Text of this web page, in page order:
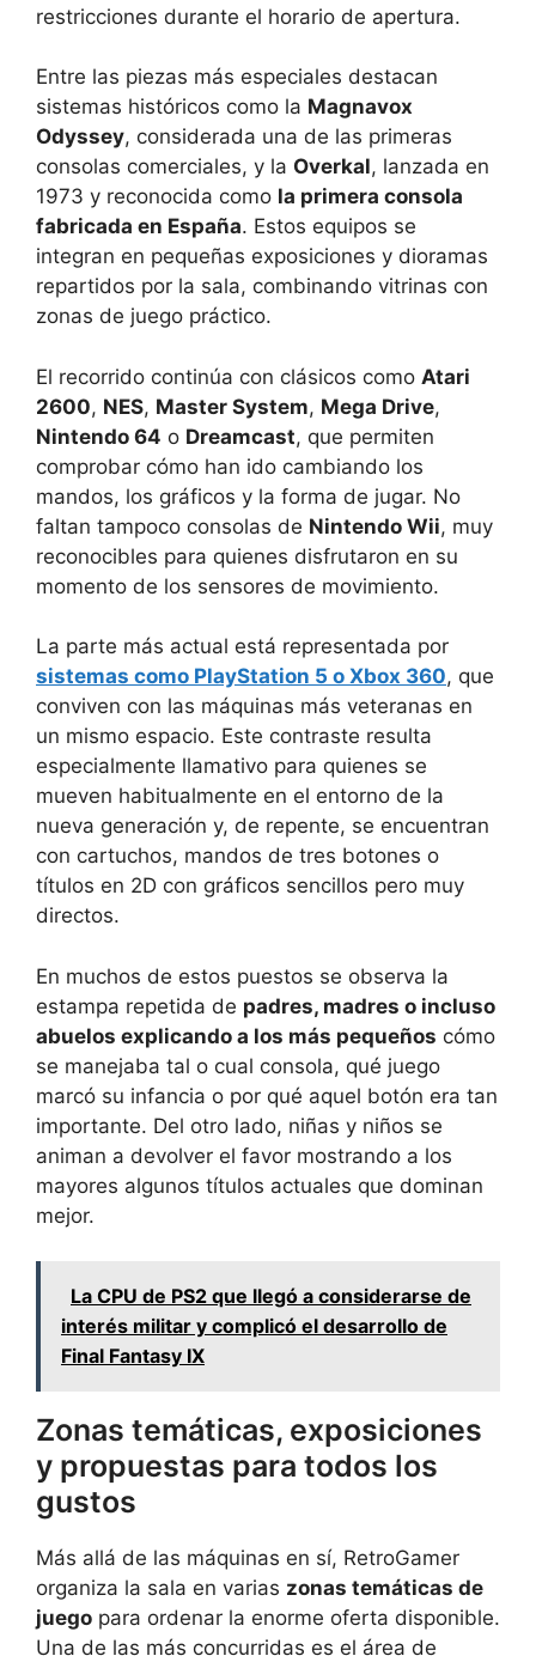
restricciones durante el horario de apertura.
Entre las piezas más especiales destacan
sistemas históricos como la Magnavox
Odyssey, considerada una de las primeras
consolas comerciales, y la Overkal, lanzada en
1973 y reconocida como la primera consola
fabricada en España. Estos equipos se
integran en pequeñas exposiciones y dioramas
repartidos por la sala, combinando vitrinas con
zonas de juego práctico.
El recorrido continúa con clásicos como Atari
2600, NES, Master System, Mega Drive,
Nintendo 64 o Dreamcast, que permiten
comprobar cómo han ido cambiando los
mandos, los gráficos y la forma de jugar. No
faltan tampoco consolas de Nintendo Wii, muy
reconocibles para quienes disfrutaron en su
momento de los sensores de movimiento.
La parte más actual está representada por
sistemas como PlayStation 5 o Xbox 360, que
conviven con las máquinas más veteranas en
un mismo espacio. Este contraste resulta
especialmente llamativo para quienes se
mueven habitualmente en el entorno de la
nueva generación y, de repente, se encuentran
con cartuchos, mandos de tres botones o
títulos en 2D con gráficos sencillos pero muy
directos.
En muchos de estos puestos se observa la
estampa repetida de padres, madres o incluso
abuelos explicando a los más pequeños cómo
se manejaba tal o cual consola, qué juego
marcó su infancia o por qué aquel botón era tan
importante. Del otro lado, niñas y niños se
animan a devolver el favor mostrando a los
mayores algunos títulos actuales que dominan
mejor.
La CPU de PS2 que llegó a considerarse de
interés militar y complicó el desarrollo de
Final Fantasy IX
Zonas temáticas, exposiciones
y propuestas para todos los
gustos
Más allá de las máquinas en sí, RetroGamer
organiza la sala en varias zonas temáticas de
juego para ordenar la enorme oferta disponible.
Una de las más concurridas es el área de